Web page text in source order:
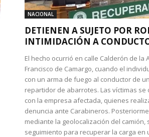
NACIONAL
DETIENEN A SUJETO POR
INTIMIDACIÓN A
El hecho ocurrió en calle Calderón de la
Francisco de Camargo, cuando el
con un arma de fuego al conductor de
repartidor de abarrotes. Las víctimas se
con la empresa afectada, quienes
denuncia ante Carabineros.
mediante la geolocalización del camión,
seguimiento para recuperar la carga en